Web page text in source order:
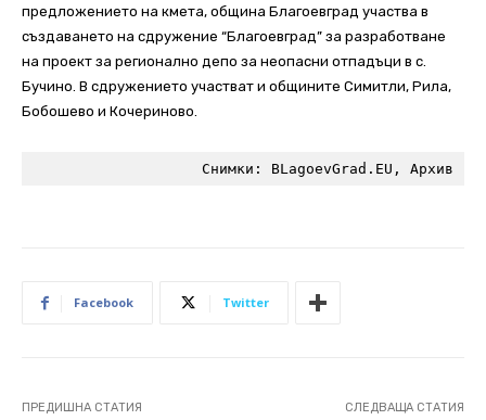
предложението на кмета, oбщина Благоевград участва в
създаването на сдружение “Благоевград” за разработване
на проект за регионално депо за неопасни отпадъци в с.
Бучино. В сдружението участват и общините Симитли, Рила,
Бобошево и Кочериново.
Facebook Twitter
ПРЕДИШНА СТАТИЯ СЛЕДВАЩА СТАТИЯ